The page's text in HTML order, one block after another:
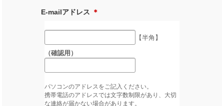
E-mailアドレス ＊
【半角】
（確認用）
パソコンのアドレスをご記入ください。
携帯電話のアドレスでは文字数制限があり、大切
な連絡が届かない場合があります。